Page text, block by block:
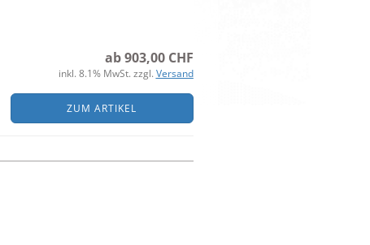
ab 903,00 CHF
inkl. 8.1% MwSt. zzgl. Versand
ZUM ARTIKEL